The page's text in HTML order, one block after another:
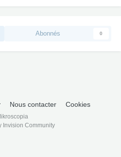
Abonnés 0
Nous contacter Cookies
Invision Community